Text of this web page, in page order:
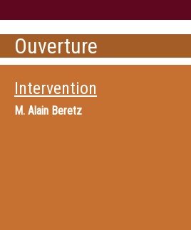
Ouverture
Intervention
M. Alain Beretz